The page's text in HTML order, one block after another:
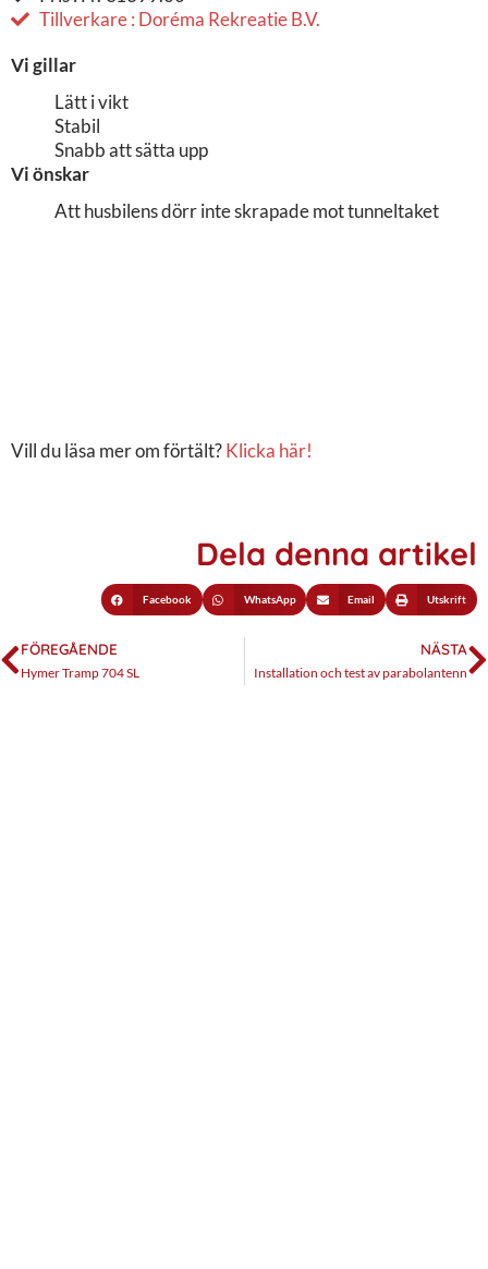
Tillverkare : Doréma Rekreatie B.V.
Vi gillar
Lätt i vikt
Stabil
Snabb att sätta upp
Vi önskar
Att husbilens dörr inte skrapade mot tunneltaket
Vill du läsa mer om förtält?Klicka här!
Dela denna artikel
Facebook WhatsApp Email Utskrift
FÖREGÅENDE
Hymer Tramp 704 SL
NÄSTA
Installation och test av parabolantenn